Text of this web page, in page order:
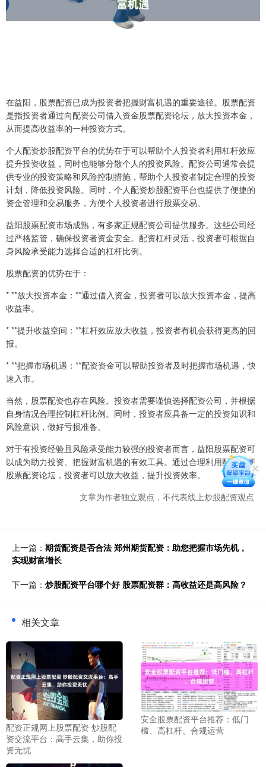
在益阳，股票配资已成为投资者把握财富机遇的重要途径。股票配资
是指投资者通过向配资公司借入资金股票配资论坛，放大投资本金，
从而提高收益率的一种投资方式。
个人配资炒股配资平台的优势在于可以帮助个人投资者利用杠杆效应
提升投资收益，同时也能够分散个人的投资风险。配资公司通常会提
供专业的投资策略和风险控制措施，帮助个人投资者制定合理的投资
计划，降低投资风险。同时，个人配资炒股配资平台也提供了便捷的
资金管理和交易服务，方便个人投资者进行股票交易。
益阳股票配资市场成熟，有多家正规配资公司提供服务。这些公司经
过严格监管，确保投资者资金安全。配资杠杆灵活，投资者可根据自
身风险承受能力选择合适的杠杆比例。
股票配资的优势在于：
* **放大投资本金：**通过借入资金，投资者可以放大投资本金，提高
收益率。
* **提升收益空间：**杠杆效应放大收益，投资者有机会获得更高的回
报。
* **把握市场机遇：**配资资金可以帮助投资者及时把握市场机遇，快
速入市。
当然，股票配资也存在风险。投资者需要谨慎选择配资公司，并根据
自身情况合理控制杠杆比例。同时，投资者应具备一定的投资知识和
风险意识，做好亏损准备。
对于有投资经验且风险承受能力较强的投资者而言，益阳股票配资可
以成为助力投资、把握财富机遇的有效工具。通过合理利用配资杠杆
股票配资论坛，投资者可以放大收益，提升投资效率。
文章为作者独立观点，不代表线上炒股配资观点
上一篇： 期货配资是否合法 郑州期货配资：助您把握市场先机，
实现财富增长
下一篇： 炒股配资平台哪个好 股票配资群：高收益还是高风险？
相关文章
配资正规网上股票配资 炒股配
资交流平台：高手云集，助你投
资无忧
安全股票配资平台推荐：低门
槛、高杠杆、合规运营